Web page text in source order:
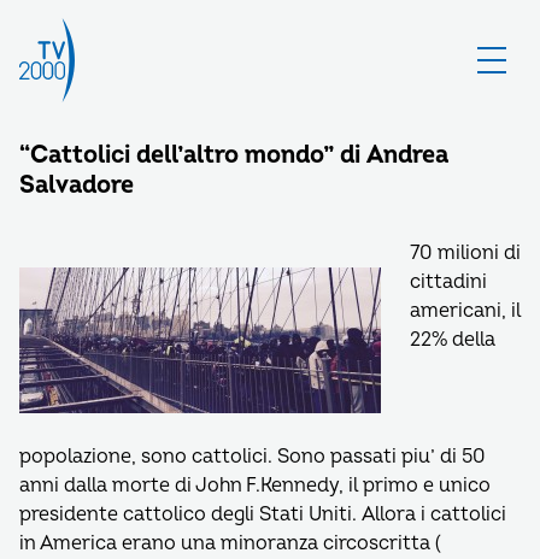
“Cattolici dell’altro mondo” di Andrea
Salvadore
70 milioni di
cittadini
americani, il
22% della
popolazione, sono cattolici. Sono passati piu’ di 50
anni dalla morte di John F.Kennedy, il primo e unico
presidente cattolico degli Stati Uniti. Allora i cattolici
in America erano una minoranza circoscritta (